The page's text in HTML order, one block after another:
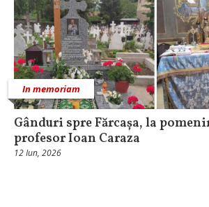
In memoriam
Gânduri spre Fărcașa, la
profesor Ioan Caraza
12 Iun, 2026